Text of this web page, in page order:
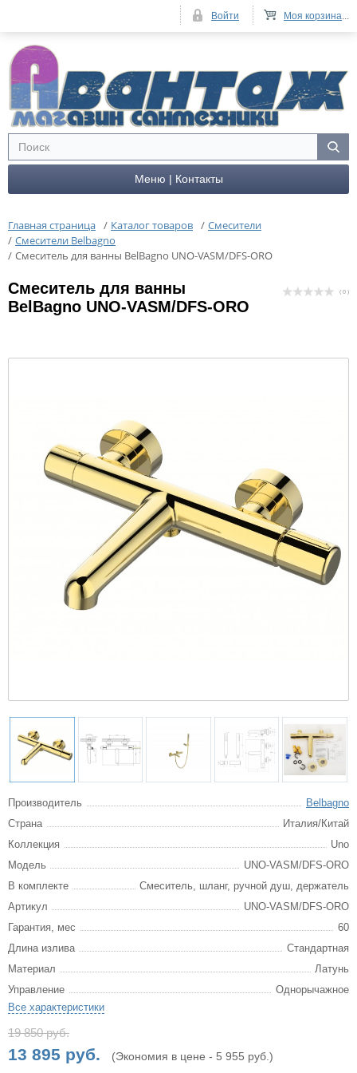
Меню | Контакты
Главная страница / Каталог товаров / Смесители
/ Смесители Belbagno
/ Смеситель для ванны BelBagno UNO-VASM/DFS-ORO
Смеситель для ванны
BelBagno UNO-VASM/DFS-ORO
( 0 )
Производитель
Belbagno
Страна
Италия/Китай
Коллекция
Uno
Модель
UNO-VASM/DFS-ORO
В комплекте
Смеситель, шланг, ручной душ, держатель
Артикул
UNO-VASM/DFS-ORO
Гарантия, мес
60
Длина излива
Стандартная
Материал
Латунь
Управление
Однорычажное
Все характеристики
19 850 руб.
13 895 руб. (Экономия в цене - 5 955 руб.)
Моя корзина...
Войти